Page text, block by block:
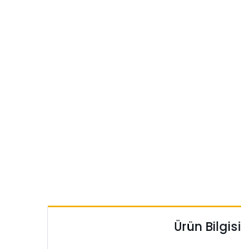
Ürün Bilgisi